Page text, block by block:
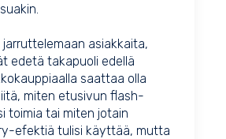
jarruttelemaan asiakkaita,
edetä takapuoli edellä
saattaa olla
miten etusivun flash-
toimia tai miten jotain
efektiä tulisi käyttää, mutta